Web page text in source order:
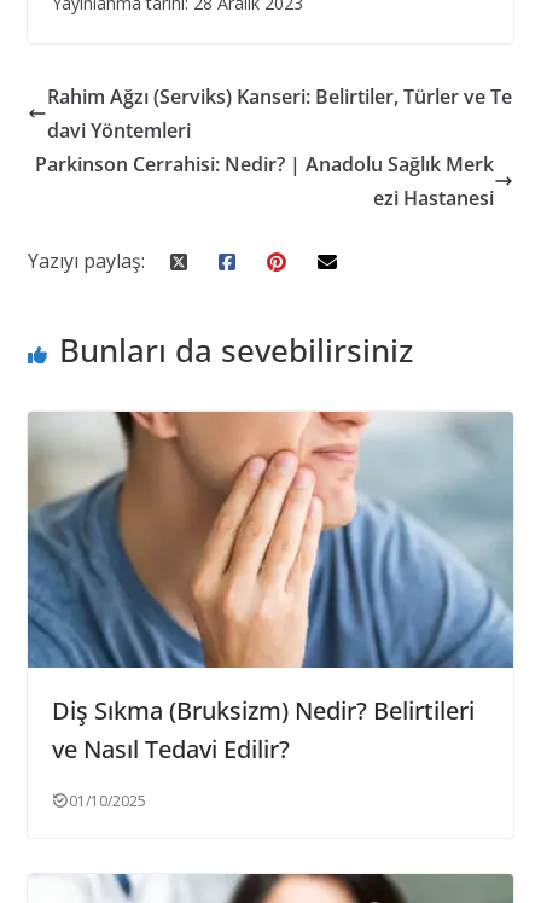
Rahim Ağzı (Serviks) Kanseri: Belirtiler, Türler ve Te
davi Yöntemleri
Parkinson Cerrahisi: Nedir? | Anadolu Sağlık Merk
ezi Hastanesi
Yazıyı paylaş:
Bunları da sevebilirsiniz
Diş Sıkma (Bruksizm) Nedir? Belirtileri
ve Nasıl Tedavi Edilir?
01/10/2025